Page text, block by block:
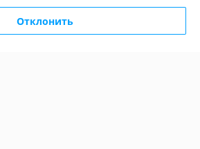
Отклонить